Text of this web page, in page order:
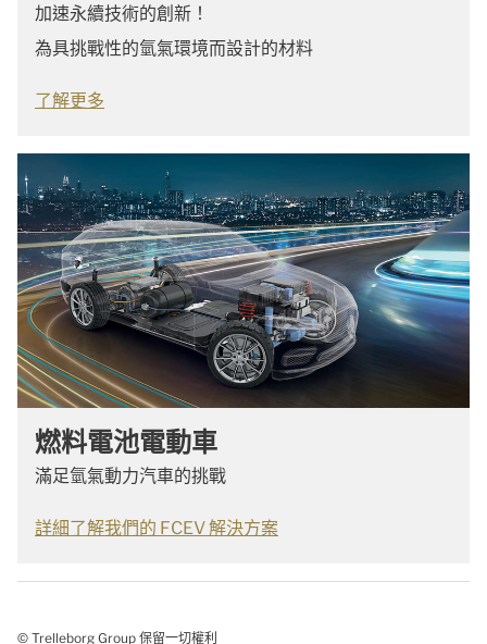
加速永續技術的創新！
為具挑戰性的氫氣環境而設計的材料
了解更多
燃料電池電動車
滿足氫氣動力汽車的挑戰
詳細了解我們的 FCEV 解決方案
© Trelleborg Group 保留一切權利